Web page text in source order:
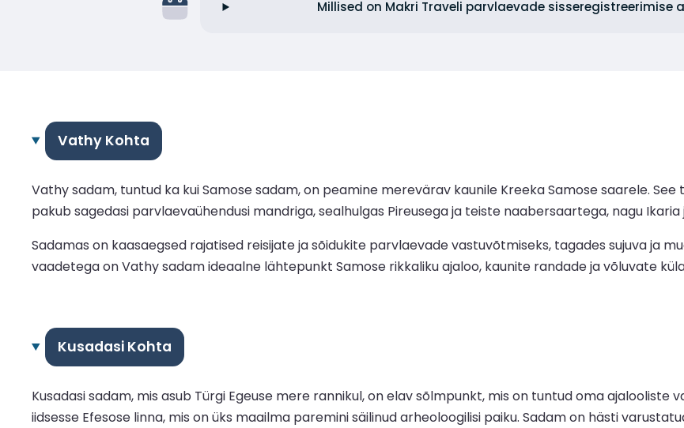
Millised on Makri Traveli parvlaevade sisseregistreerimise
Vathy Kohta
Vathy sadam, tuntud ka kui Samose sadam, on peamine merevärav kaunile Kreeka Samose saarele.
pakub sagedasi parvlaevaühendusi mandriga, sealhulgas Pireusega ja teiste naabersaartega, nagu Ikaria
Sadamas on kaasaegsed rajatised reisijate ja sõidukite parvlaevade vastuvõtmiseks, tagades sujuva ja
vaadetega on Vathy sadam ideaalne lähtepunkt Samose rikkaliku ajaloo, kaunite randade ja võluvate
Kusadasi Kohta
Kusadasi sadam, mis asub Türgi Egeuse mere rannikul, on elav sõlmpunkt, mis on tuntud oma ajalooliste
iidsesse Efesose linna, mis on üks maailma paremini säilinud arheoloogilisi paiku. Sadam on hästi